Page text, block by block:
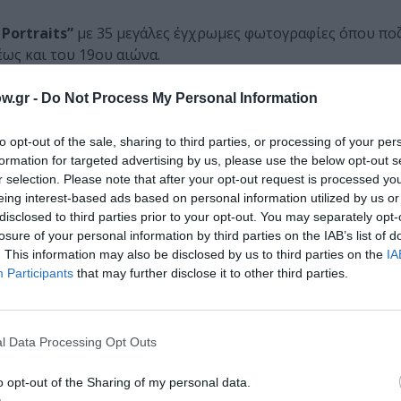
- Do Not Process My Personal Information
opt-out of the sale, sharing to third parties, or processing of your
for targeted advertising by us, please use the below opt-out
selection. Please note that after your opt-out request is processed
interest-based ads based on personal information utilized by us
to third parties prior to your opt-out. You may separately
of your personal information by third parties on the IAB’s list of
This information may also be disclosed by us to third parties on the
Participants that may further disclose it to other third parties.
Data Processing Opt Outs
opt-out of the Sharing of my personal data.
με 35 μεγάλες έγχρωμες φωτογραφίες όπου
και του 19ου αιώνα.
και ψεύτικα προσθετικά μέλη και παρουσίασε
παράξενα— την πορνογραφία.
την ψηφιακή τεχνολογία για να χειραγωγήσει
ψυχεδελικά σκηνικά που είναι ταυτόχρονα
μια πράσινη οθόνη για να δημιουργήσει ένα
κοινωνίας. Στη σειρά της“Flappers”(2016), ο θεατής
της δεκαετίας του 1920.
πορτρέτα που χρησιμοποιούν μια σειρά από
οι αναρτήσεις υπογραμμίζουν τον διαχωρισμό του
κοινωνία.
2023, Gelatin silver print and chromogenic color print, 101.6 x